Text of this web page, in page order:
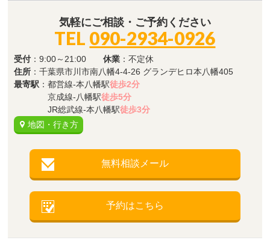
気軽にご相談・ご予約ください
TEL 090-2934-0926
受付 ：9:00～21:00休業 ：不定休
住所 ：千葉県市川市南八幡4-4-26 グランデヒロ本八幡405
最寄駅 ：都営線-本八幡駅徒歩2分
京成線-八幡駅徒歩5分
JR総武線-本八幡駅徒歩3分
地図・行き方
無料相談メール
予約はこちら